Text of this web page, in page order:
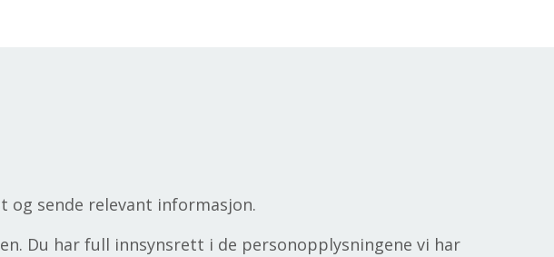
sende relevant informasjon.
Du har full innsynsrett i de personopplysningene vi har